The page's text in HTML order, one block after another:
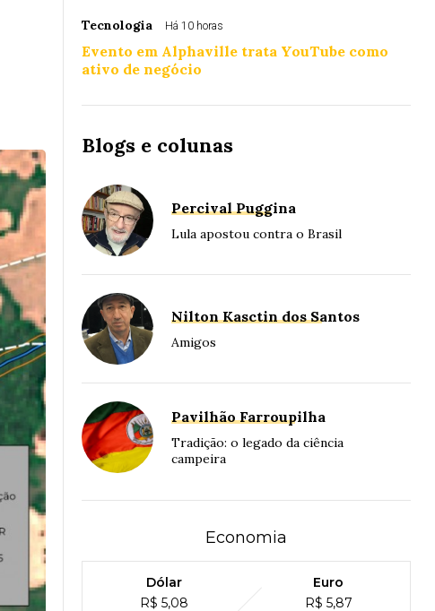
Tecnologia Há 10 horas
Evento em Alphaville trata YouTube como
ativo de negócio
Blogs e colunas
Percival Puggina
Lula apostou contra o Brasil
Nilton Kasctin dos Santos
Amigos
Pavilhão Farroupilha
Tradição: o legado da ciência
campeira
Economia
Dólar
R$ 5,08
Euro
R$ 5,87